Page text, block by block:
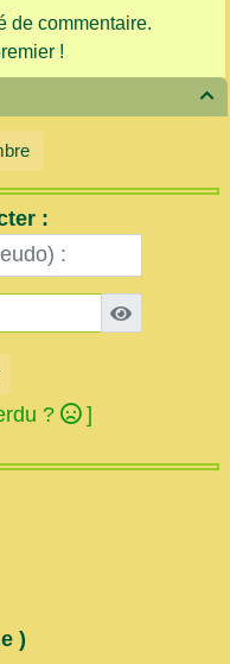
de commentaire.
!

:
? ]
)